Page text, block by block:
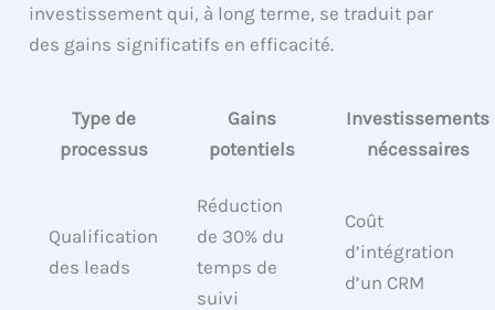
investissement qui, à long terme, se traduit par
des gains significatifs en efficacité.
Type de
processus
Gains
potentiels
Investissements
nécessaires
Qualification
des leads
Réduction
de 30% du
temps de
suivi
Coût
d’intégration
d’un CRM